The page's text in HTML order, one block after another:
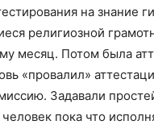
на знание
религиозной
месяц. Потом была
«провалил»
Задавали
пока что